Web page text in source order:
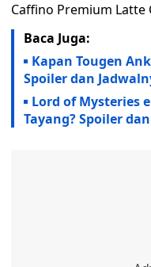
Caffino Premium Latte
Baca Juga:
Kapan Tougen
Spoiler dan
Lord of Mysteries
Tayang? Spoiler